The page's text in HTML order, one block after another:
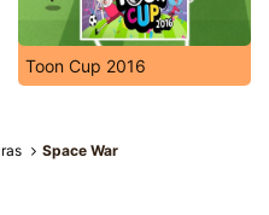
Toon Cup 2016
Space War